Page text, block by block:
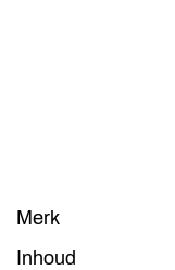
Merk
Inhoud